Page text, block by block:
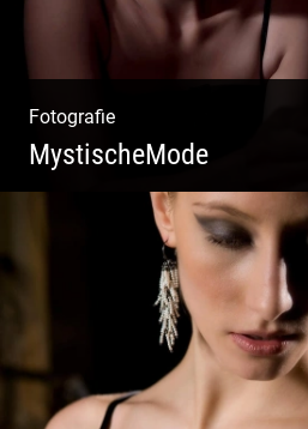
Fotografie
MystischeMode
Mystische Modefotografie